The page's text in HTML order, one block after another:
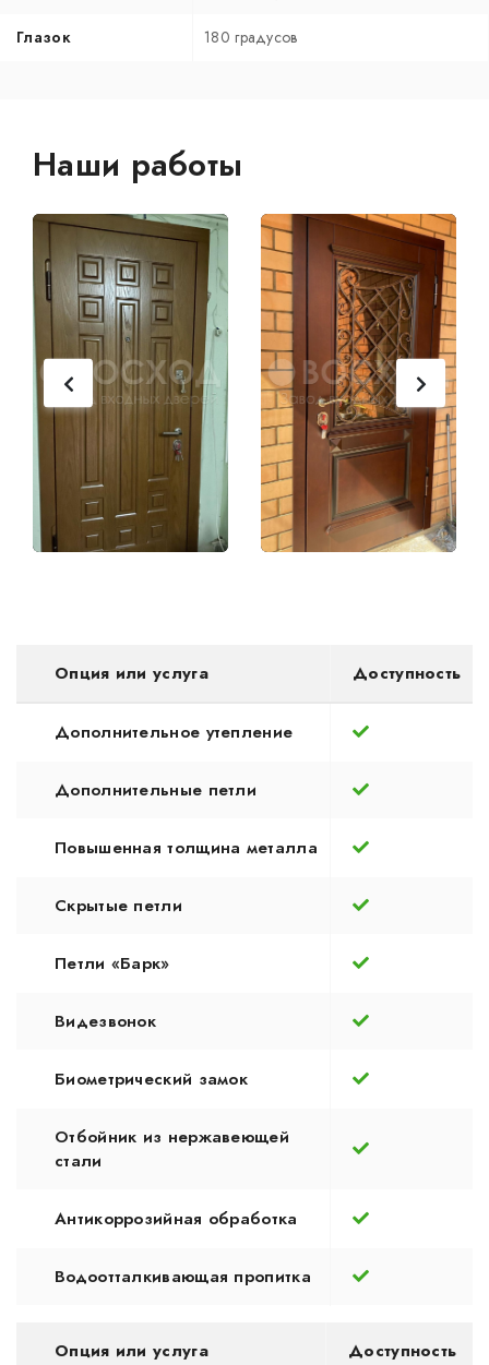
Глазок 180 градусов
Наши работы
Опция или услуга Доступность
Дополнительное утепление
Дополнительные петли
Повышенная толщина металла
Скрытые петли
Петли «Барк»
Видезвонок
Биометрический замок
Отбойник из нержавеющей
стали
Антикоррозийная обработка
Водоотталкивающая пропитка
Опция или услуга Доступность